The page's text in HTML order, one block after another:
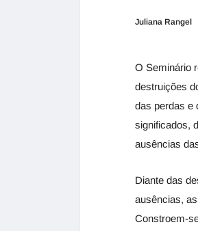
Juliana Rangel
O Seminário
destruições
das perdas e
significados,
ausências
Diante das
ausências,
Constroem-